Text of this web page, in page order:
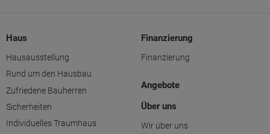
Haus
Hausausstellung
Rund um den Hausbau
Zufriedene Bauherren
Sicherheiten
Individuelles Traumhaus
Finanzierung
Finanzierung
Angebote
Über uns
Wir über uns